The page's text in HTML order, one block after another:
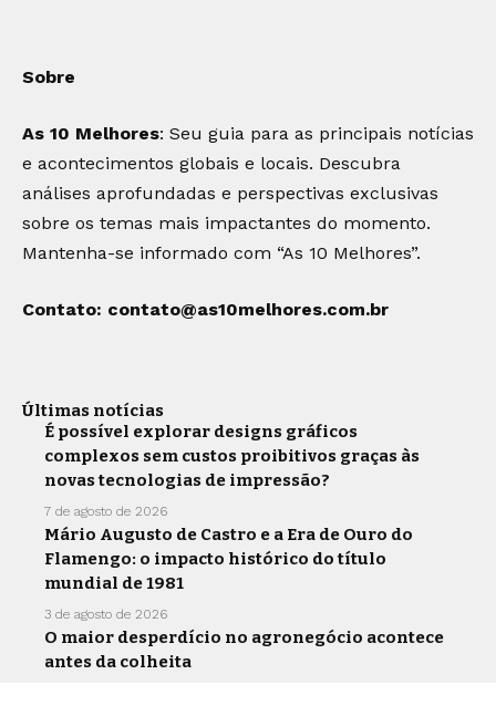
Sobre
As 10 Melhores: Seu guia para as principais notícias
e acontecimentos globais e locais. Descubra
análises aprofundadas e perspectivas exclusivas
sobre os temas mais impactantes do momento.
Mantenha-se informado com “As 10 Melhores”.
Contato: contato@as10melhores.com.br
Últimas notícias
É possível explorar designs gráficos
complexos sem custos proibitivos graças às
novas tecnologias de impressão?
7 de agosto de 2026
Mário Augusto de Castro e a Era de Ouro do
Flamengo: o impacto histórico do título
mundial de 1981
3 de agosto de 2026
O maior desperdício no agronegócio acontece
antes da colheita